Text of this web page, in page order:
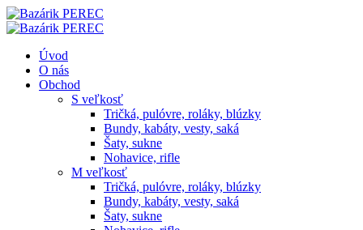
Úvod
O nás
Obchod
S veľkosť
Tričká, pulóvre, roláky, blúzky
Bundy, kabáty, vesty, saká
Šaty, sukne
Nohavice, rifle
M veľkosť
Tričká, pulóvre, roláky, blúzky
Bundy, kabáty, vesty, saká
Šaty, sukne